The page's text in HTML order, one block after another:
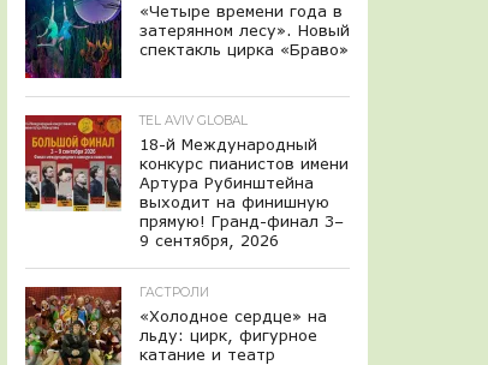
«Четыре времени года в
затерянном лесу». Новый
спектакль цирка «Браво»
TEL AVIV GLOBAL
18-й Международный
конкурс пианистов имени
Артура Рубинштейна
выходит на финишную
прямую! Гранд-финал 3–
9 сентября, 2026
ГАСТРОЛИ
«Холодное сердце» на
льду: цирк, фигурное
катание и театр